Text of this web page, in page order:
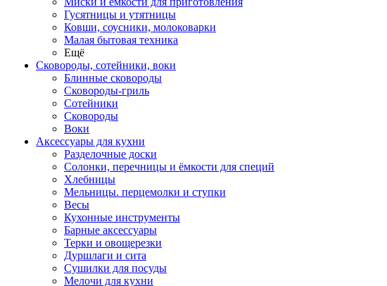
Гусятницы и утятницы
Ковши, соусники, молоковарки
Малая бытовая техника
Ещё
Сковороды, сотейники, воки
Блинные сковороды
Сковороды-гриль
Сотейники
Сковороды
Воки
Аксессуары для кухни
Разделочные доски
Солонки, перечницы и ёмкости для специй
Хлебницы
Мельницы. перцемолки и ступки
Весы
Кухонные инструменты
Барные аксессуары
Терки и овощерезки
Дуршлаги и сита
Сушилки для посуды
Мелочи для кухни